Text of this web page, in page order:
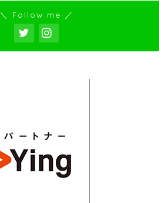
＼ Follow me ／